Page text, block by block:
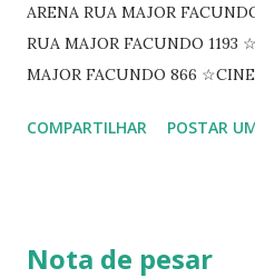
ARENA RUA MAJOR
RUA MAJOR FACUNDO 1193
MAJOR FACUNDO 866 ☆CINE
PEIXOTO 1307 ☆CINE IRIS
☆CINE VIP CLUBE RUA 24
COMPARTILHAR POSTAR
Nota de pesar